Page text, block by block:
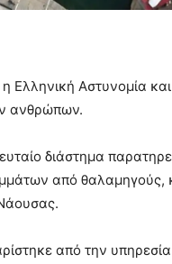
Ελληνική Αστυνομία και
ανθρώπων.
διάστημα
από θαλαμηγούς,
από την